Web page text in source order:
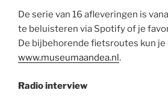
De serie van 16 afleveringen is
te beluisteren via Spotify of je
De bijbehorende fietsroutes kun je
www.museumaandea.nl.
Radio interview